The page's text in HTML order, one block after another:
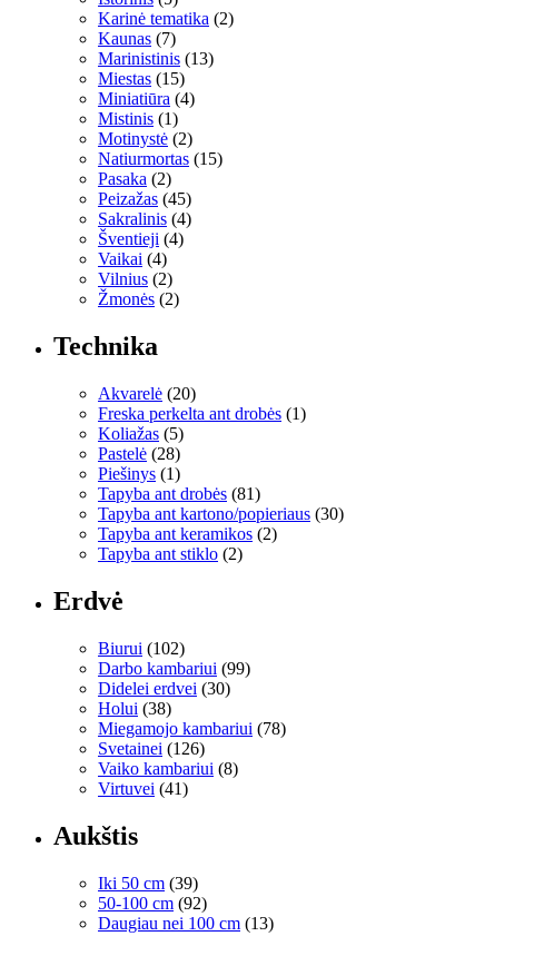
Karinė tematika (2)
Kaunas (7)
Marinistinis (13)
Miestas (15)
Miniatiūra (4)
Mistinis (1)
Motinystė (2)
Natiurmortas (15)
Pasaka (2)
Peizažas (45)
Sakralinis (4)
Šventieji (4)
Vaikai (4)
Vilnius (2)
Žmonės (2)
Technika
Akvarelė (20)
Freska perkelta ant drobės (1)
Koliažas (5)
Pastelė (28)
Piešinys (1)
Tapyba ant drobės (81)
Tapyba ant kartono/popieriaus (30)
Tapyba ant keramikos (2)
Tapyba ant stiklo (2)
Erdvė
Biurui (102)
Darbo kambariui (99)
Didelei erdvei (30)
Holui (38)
Miegamojo kambariui (78)
Svetainei (126)
Vaiko kambariui (8)
Virtuvei (41)
Aukštis
Iki 50 cm (39)
50-100 cm (92)
Daugiau nei 100 cm (13)